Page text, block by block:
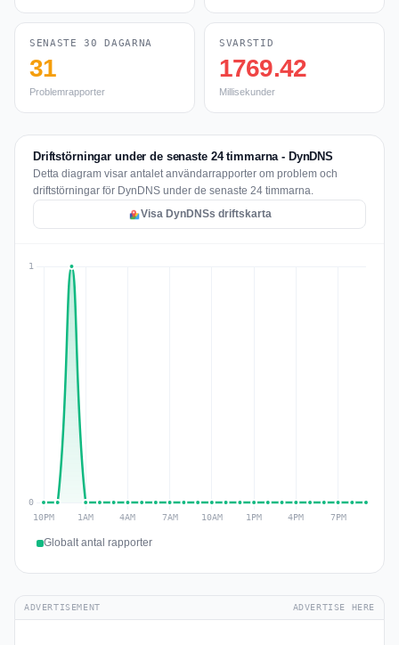
SENASTE 30 DAGARNA
31
Problemrapporter
SVARSTID
1769.42
Millisekunder
Driftstörningar under de senaste 24 timmarna - DynDNS
Detta diagram visar antalet användarrapporter om problem och
driftstörningar för DynDNS under de senaste 24 timmarna.
Visa DynDNSs driftskarta
Globalt antal rapporter
ADVERTISEMENT ADVERTISE HERE